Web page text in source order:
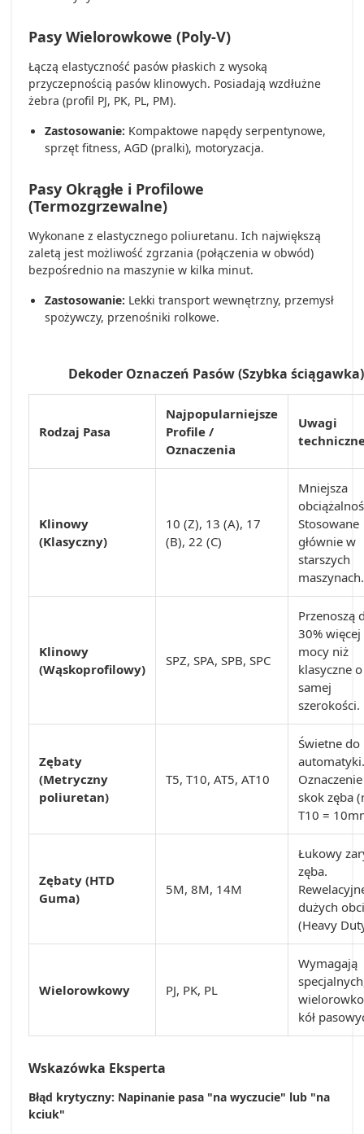
Pasy Wielorowkowe (Poly-V)
Łączą elastyczność pasów płaskich z wysoką
przyczepnością pasów klinowych. Posiadają wzdłużne
żebra (profil PJ, PK, PL, PM).
Zastosowanie: Kompaktowe napędy serpentynowe,
sprzęt fitness, AGD (pralki), motoryzacja.
Pasy Okrągłe i Profilowe
(Termozgrzewalne)
Wykonane z elastycznego poliuretanu. Ich największą
zaletą jest możliwość zgrzania (połączenia w obwód)
bezpośrednio na maszynie w kilka minut.
Zastosowanie: Lekki transport wewnętrzny, przemysł
spożywczy, przenośniki rolkowe.
Dekoder Oznaczeń Pasów (Szybka ściągawka)
Rodzaj Pasa
Najpopularniejsze
Profile /
Oznaczenia
Uwagi
Klinowy
(Klasyczny)
10 (Z), 13 (A), 17
(B), 22 (C)
Mniejsza
Stosowane
głównie w
starszych
maszynach.
Klinowy
(Wąskoprofilowy)
SPZ, SPA, SPB, SPC
Przenoszą
30% więcej
mocy niż
klasyczne
samej
szerokości.
Zębaty
(Metryczny
poliuretan)
T5, T10, AT5, AT10
Świetne do
automatyki.
skok zęba
T10 =
Zębaty (HTD
Guma)
5M, 8M, 14M
Łukowy
zęba.
dużych
(Heavy
Wielorowkowy PJ, PK, PL
Wymagają
kół
Wskazówka Eksperta
Błąd krytyczny: Napinanie pasa "na wyczucie" lub "na
kciuk"